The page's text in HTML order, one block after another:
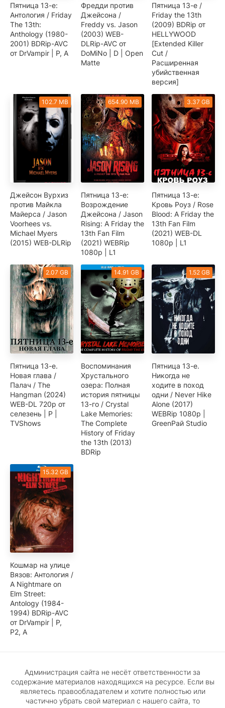
Пятница 13-е:
Антология / Friday
The 13th:
Anthology (1980-
2001) BDRip-AVC
от DrVampir | P, A
Фредди против
Джейсона /
Freddy vs. Jason
(2003) WEB-
DLRip-AVC от
DoMiNo | D | Open
Matte
Пятница 13-е /
Friday the 13th
(2009) BDRip от
HELLYWOOD
[Extended Killer
Cut /
Расширенная
убийственная
версия]
102.7 MB
Джейсон Вурхиз
против Майкла
Майерса / Jason
Voorhees vs.
Michael Myers
(2015) WEB-DLRip
654.90 MB
Пятница 13-е:
Возрождение
Джейсона / Jason
Rising: A Friday the
13th Fan Film
(2021) WEBRip
1080p | L1
3.37 GB
Пятница 13-е:
Кровь Роуз / Rose
Blood: A Friday the
13th Fan Film
(2021) WEB-DL
1080p | L1
2.07 GB
Пятница 13-е.
Новая глава /
Палач / The
Hangman (2024)
WEB-DL 720p от
селезень | P |
TVShows
14.91 GB
Воспоминания
Хрустального
озера: Полная
история пятницы
13-го / Crystal
Lake Memories:
The Complete
History of Friday
the 13th (2013)
BDRip
1.52 GB
Пятница 13-е.
Никогда не
ходите в поход
одни / Never Hike
Alone (2017)
WEBRip 1080p |
GreenРай Studio
15.32 GB
Кошмар на улице
Вязов: Антология /
A Nightmare on
Elm Street:
Antology (1984-
1994) BDRip-AVC
от DrVampir | Р,
P2, А
Администрация сайта не несёт ответственности за
содержание материалов находящихся на ресурсе. Если вы
являетесь правообладателем и хотите полностью или
частично убрать свой материал с нашего сайта, то